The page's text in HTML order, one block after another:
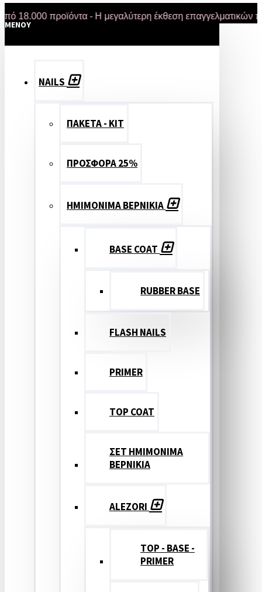
προϊόντα - Η μεγαλύτερη έκθεση επαγγελματικών
MENOY
NAILS
ΠΑΚΕΤΑ - ΚΙΤ
ΠΡΟΣΦΟΡΑ 25%
ΗΜΙΜΟΝΙΜΑ ΒΕΡΝΙΚΙΑ
BASE COAT
RUBBER BASE
FLASH NAILS
PRIMER
TOP COAT
ΣΕΤ ΗΜΙΜΟΝΙΜΑ
ΒΕΡΝΙΚΙΑ
ALEZORI
TOP - BASE -
PRIMER